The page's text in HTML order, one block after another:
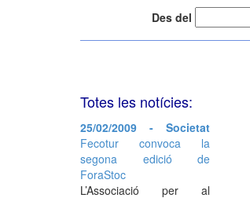
Des del
Totes les notícies:
25/02/2009 - Societat
Fecotur convoca la
segona edició de
ForaStoc
L’Associació per al